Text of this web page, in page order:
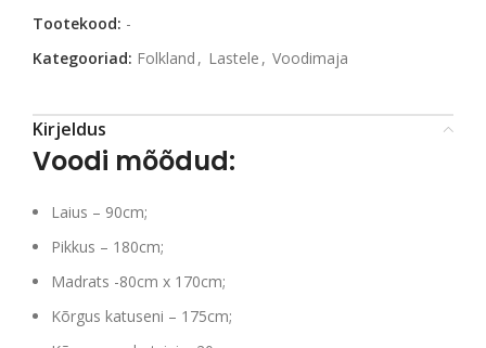
Tootekood: -
Kategooriad: Folkland , Lastele , Voodimaja
Kirjeldus
Voodi mõõdud:
Laius – 90cm;
Pikkus – 180cm;
Madrats -80cm x 170cm;
Kõrgus katuseni – 175cm;